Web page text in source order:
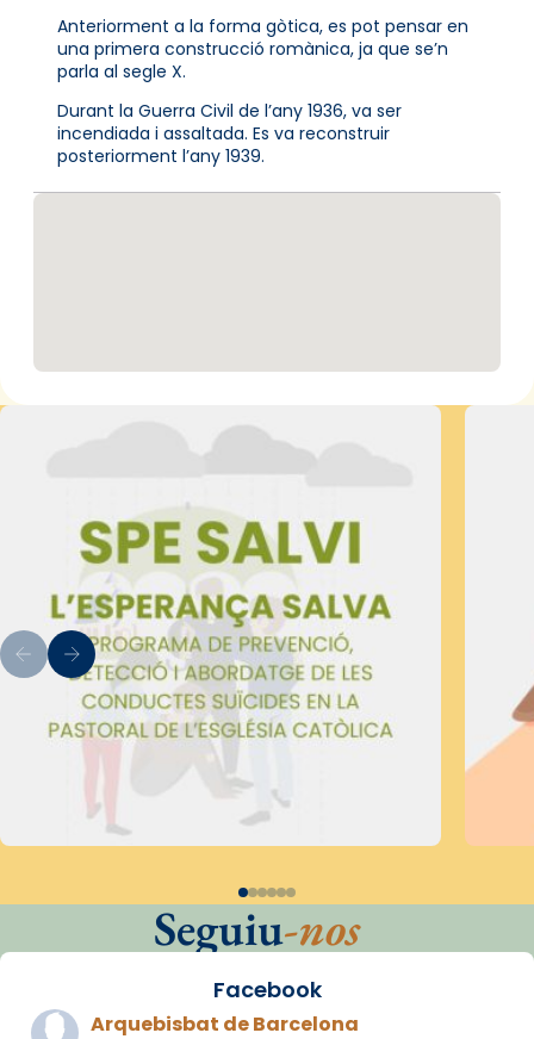
Anteriorment a la forma gòtica, es pot pensar en
una primera construcció romànica, ja que se’n
parla al segle X.
Durant la Guerra Civil de l’any 1936, va ser
incendiada i assaltada. Es va reconstruir
posteriorment l’any 1939.
Seguiu-nos
Facebook
Arquebisbat de Barcelona